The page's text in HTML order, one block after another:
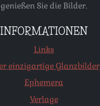
genießen Sie die Bilder.
INFORMATIONEN
Links
einzigartige Glanzbilder
Ephemera
Verlage